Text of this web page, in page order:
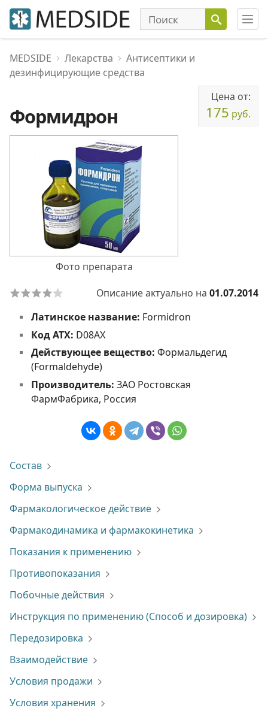
MEDSIDE Лекарства
Антисептики и
дезинфицирующие средства
Формидрон
Цена от:
175 руб.
Фото препарата
Описание актуально на 01.07.2014
Латинское название: Formidron
Код АТХ: D08AX
Действующее вещество: Формальдегид
(Formaldehyde)
Производитель: ЗАО Ростовская
ФармФабрика, Россия
Состав
Форма выпуска
Фармакологическое действие
Фармакодинамика и фармакокинетика
Показания к применению
Противопоказания
Побочные действия
Инструкция по применению (Способ и дозировка)
Передозировка
Взаимодействие
Условия продажи
Условия хранения